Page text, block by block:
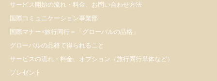
サービス開始の流れ・料金、お問い合わせ方法
国際コミュニケーション事業部
国際マナー×旅行同行＝「グローバルの品格」
グローバルの品格で得られること
サービスの流れ・料金、オプション（旅行同行単体など）
プレゼント